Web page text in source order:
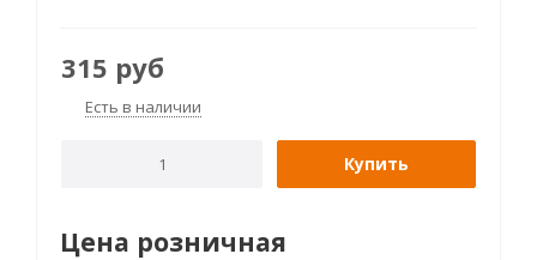
315 руб
Есть в наличии
Купить
Цена розничная